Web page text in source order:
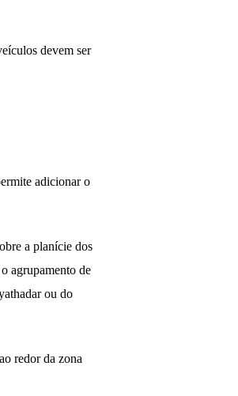
devem ser
adicionar o
a planície dos
agrupamento de
ou do
redor da zona